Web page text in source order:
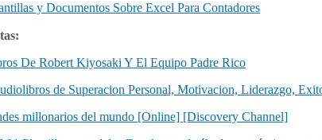
y Documentos Sobre Excel Para Contadores
De Robert Kiyosaki Y El Equipo Padre Rico
de Superacion Personal, Motivacion, Liderazgo,
millonarios del mundo [Online] [Discovery Channel]